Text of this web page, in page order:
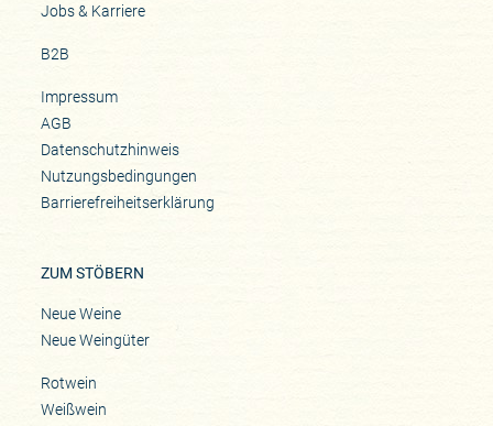
Jobs & Karriere
B2B
Impressum
AGB
Datenschutzhinweis
Nutzungsbedingungen
Barrierefreiheitserklärung
ZUM STÖBERN
Neue Weine
Neue Weingüter
Rotwein
Weißwein